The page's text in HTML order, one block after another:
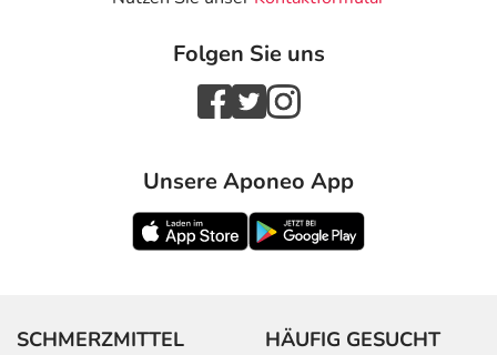
Folgen Sie uns
Unsere Aponeo App
SCHMERZMITTEL HÄUFIG GESUCHT